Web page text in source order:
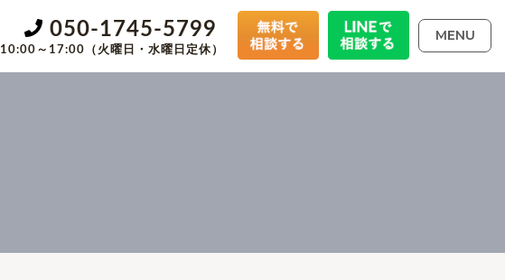
050-1745-5799
10:00～17:00（火曜日・水曜日定休）
MENU